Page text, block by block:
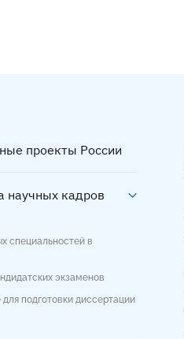
проекты России
научных кадров
специальностей в
экзаменов
подготовки диссертации